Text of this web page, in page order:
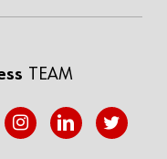
TEAM
twitter
linkedin
instagram